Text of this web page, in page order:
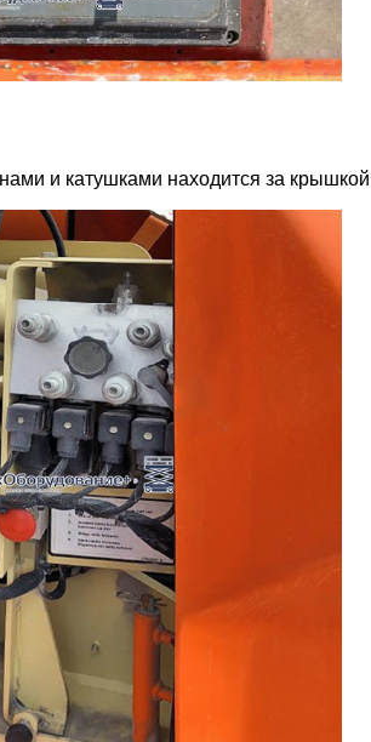
и катушками находится за